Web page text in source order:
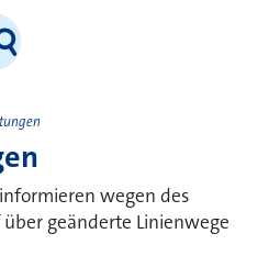
wegen des
geänderte Linienwege